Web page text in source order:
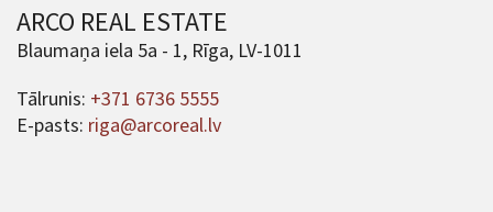
ARCO REAL ESTATE
Blaumaņa iela 5a - 1, Rīga, LV-1011
Tālrunis: +371 6736 5555
E-pasts: riga@arcoreal.lv